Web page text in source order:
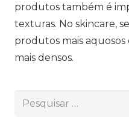
produtos também é
texturas. No skincare,
produtos mais aquosos
mais densos.
Pesquisar